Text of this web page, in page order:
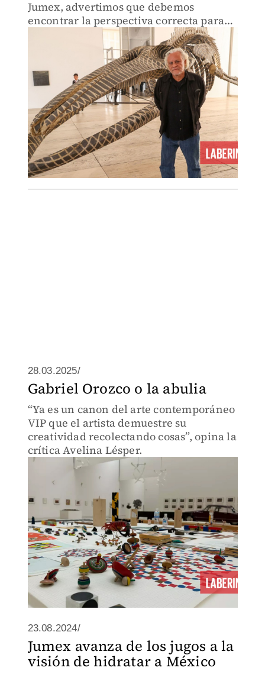
Jumex, advertimos que debemos
encontrar la perspectiva correcta para
28.03.2025/
Gabriel Orozco o la abulia
“Ya es un canon del arte contemporáneo
VIP que el artista demuestre su
creatividad recolectando cosas”, opina la
crítica Avelina Lésper.
23.08.2024/
Jumex avanza de los jugos a la
visión de hidratar a México